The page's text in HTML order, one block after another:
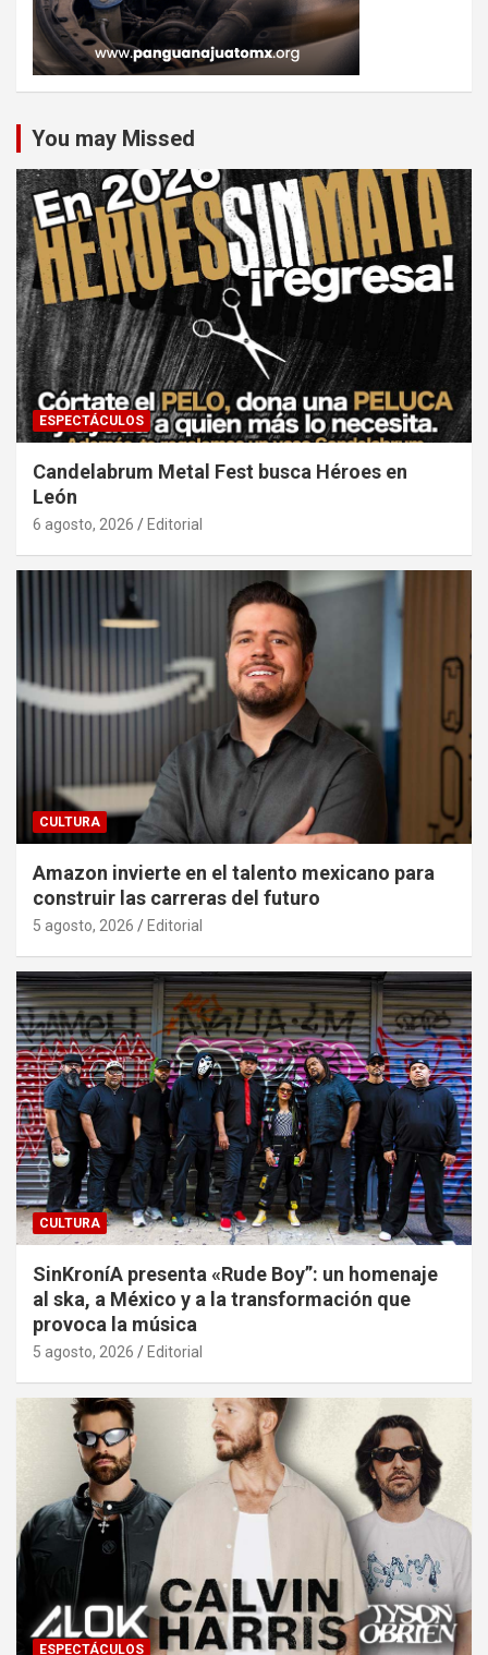
You may Missed
ESPECTÁCULOS
Candelabrum Metal Fest busca Héroes en
León
6 agosto, 2026 Editorial
CULTURA
Amazon invierte en el talento mexicano para
construir las carreras del futuro
5 agosto, 2026 Editorial
CULTURA
SinKroníA presenta «Rude Boy”: un homenaje
al ska, a México y a la transformación que
provoca la música
5 agosto, 2026 Editorial
ESPECTÁCULOS